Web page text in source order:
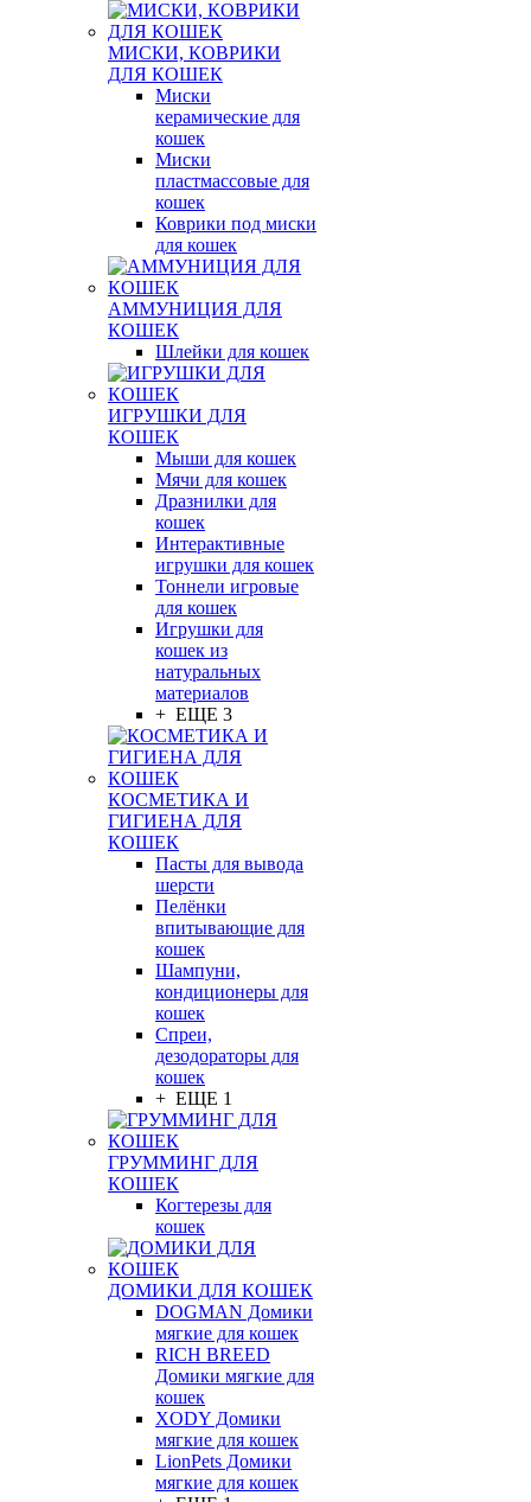
МИСКИ, КОВРИКИ
ДЛЯ КОШЕК
Миски
керамические для
кошек
Миски
пластмассовые для
кошек
Коврики под миски
для кошек
АММУНИЦИЯ ДЛЯ
КОШЕК
Шлейки для кошек
ИГРУШКИ ДЛЯ
КОШЕК
Мыши для кошек
Мячи для кошек
Дразнилки для
кошек
Интерактивные
игрушки для кошек
Тоннели игровые
для кошек
Игрушки для
кошек из
натуральных
материалов
+ ЕЩЕ 3
КОСМЕТИКА И
ГИГИЕНА ДЛЯ
КОШЕК
Пасты для вывода
шерсти
Пелёнки
впитывающие для
кошек
Шампуни,
кондиционеры для
кошек
Спреи,
дезодораторы для
кошек
+ ЕЩЕ 1
ГРУММИНГ ДЛЯ
КОШЕК
Когтерезы для
кошек
ДОМИКИ ДЛЯ КОШЕК
DOGMAN Домики
мягкие для кошек
RICH BREED
Домики мягкие для
кошек
XODY Домики
мягкие для кошек
LionPets Домики
мягкие для кошек